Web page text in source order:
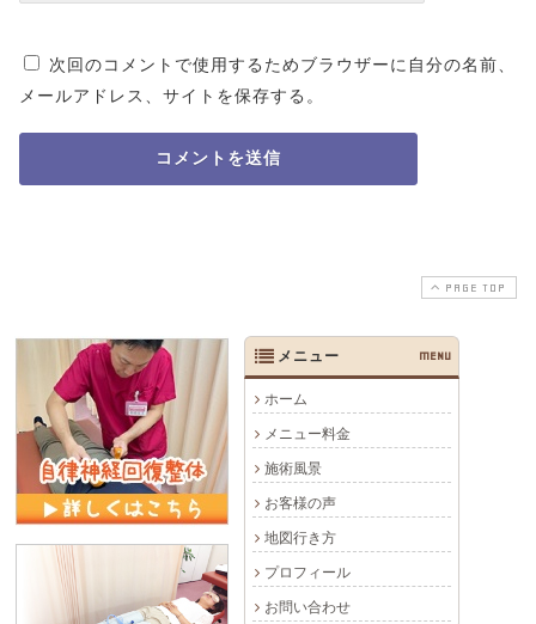
次回のコメントで使用するためブラウザーに自分の名前、
メールアドレス、サイトを保存する。
PAGE TOP
メニュー MENU
ホーム
メニュー料金
施術風景
お客様の声
地図行き方
プロフィール
お問い合わせ